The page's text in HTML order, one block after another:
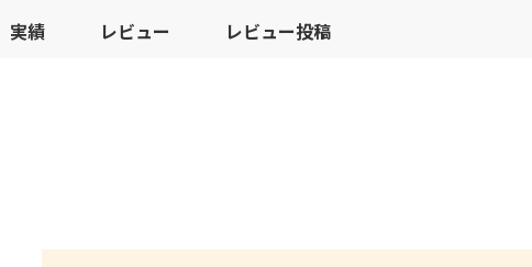
実績 レビュー レビュー投稿